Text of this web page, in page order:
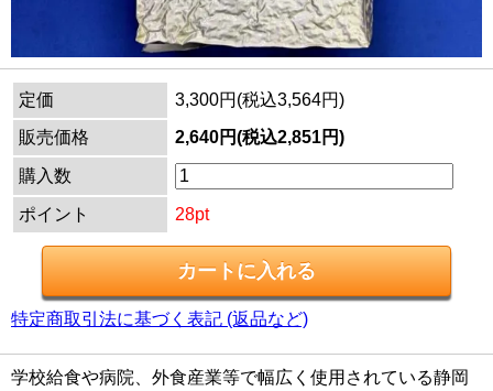
定価
3,300円(税込3,564円)
販売価格
2,640円(税込2,851円)
購入数
ポイント 28pt
特定商取引法に基づく表記 (返品など)
学校給食や病院、外食産業等で幅広く使用されている静岡